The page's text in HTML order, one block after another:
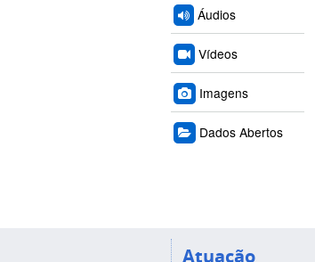
Áudios
Vídeos
Imagens
Dados Abertos
Atuação